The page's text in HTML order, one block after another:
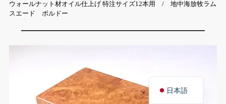
ウォールナット材オイル仕上げ 特注サイズ12本用 / 地中海放牧ラム
スエード ボルドー
日本語